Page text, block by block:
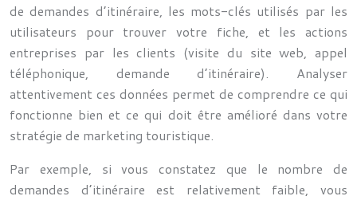
de demandes d’itinéraire, les mots-clés utilisés par les
utilisateurs pour trouver votre fiche, et les actions
entreprises par les clients (visite du site web, appel
téléphonique, demande d’itinéraire). Analyser
attentivement ces données permet de comprendre ce qui
fonctionne bien et ce qui doit être amélioré dans votre
stratégie de marketing touristique.
Par exemple, si vous constatez que le nombre de
demandes d’itinéraire est relativement faible, vous